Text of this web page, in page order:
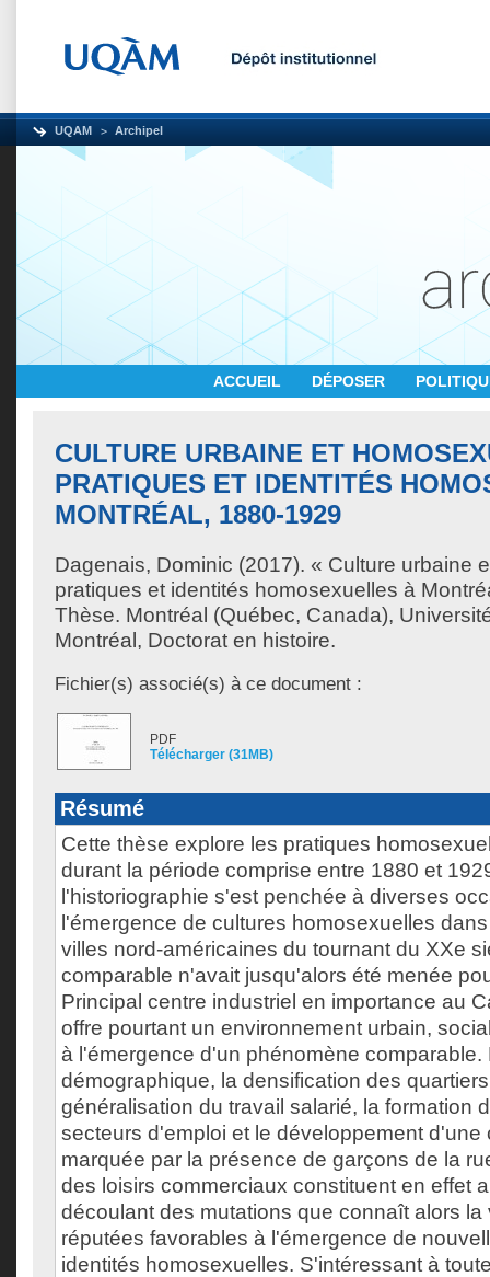
UQAM Archipel
ACCUEIL DÉPOSER
CULTURE URBAINE ET
PRATIQUES ET IDENTITÉS
MONTRÉAL, 1880-1929
Dagenais, Dominic (2017). « Culture urbaine
pratiques et identités homosexuelles à
Thèse. Montréal (Québec, Canada),
Montréal, Doctorat en histoire.
Fichier(s) associé(s) à ce document :
PDF
Télécharger (31MB)
Résumé
Cette thèse explore les pratiques
durant la période comprise entre 1880 et
l'historiographie s'est penchée à diverses
l'émergence de cultures homosexuelles
villes nord-américaines du tournant du XXe
comparable n'avait jusqu'alors été menée
Principal centre industriel en importance au
offre pourtant un environnement urbain,
à l'émergence d'un phénomène comparable.
démographique, la densification des
généralisation du travail salarié, la formation
secteurs d'emploi et le développement d'une
marquée par la présence de garçons de la
des loisirs commerciaux constituent en effet
découlant des mutations que connaît alors la
réputées favorables à l'émergence de
identités homosexuelles. S'intéressant à